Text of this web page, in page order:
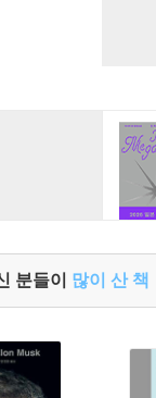
분들이 많이 산 책